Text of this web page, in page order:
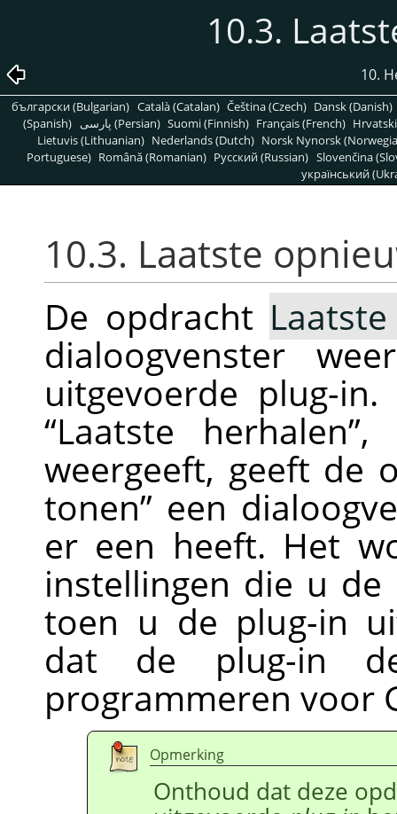
10.3.
10.
български (Bulgarian) Català (Catalan) Čeština (Czech) Dansk (Danish)
(Spanish)
پارسی (Persian) Suomi (Finnish) Français (French)
Lietuvis (Lithuanian) Nederlands (Dutch) Norsk Nynorsk
Portuguese) Română (Romanian) Pусский (Russian) Slovenčina
український
10.3. Laatste
De opdracht
dialoogvenster
uitgevoerde plug-
“Laatste herhalen”,
weergeeft, geeft de
tonen” een
er een heeft. Het
instellingen die u
toen u de plug-in
dat de plug-in
programmeren voor
Opmerking
Onthoud dat deze